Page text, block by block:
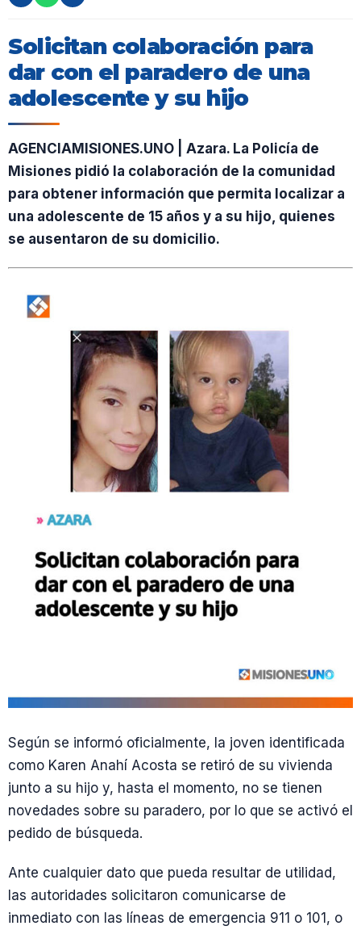
Solicitan colaboración para
dar con el paradero de una
adolescente y su hijo
AGENCIAMISIONES.UNO | Azara. La Policía de
Misiones pidió la colaboración de la comunidad
para obtener información que permita localizar a
una adolescente de 15 años y a su hijo, quienes
se ausentaron de su domicilio.
Según se informó oficialmente, la joven identificada
como Karen Anahí Acosta se retiró de su vivienda
junto a su hijo y, hasta el momento, no se tienen
novedades sobre su paradero, por lo que se activó el
pedido de búsqueda.
Ante cualquier dato que pueda resultar de utilidad,
las autoridades solicitaron comunicarse de
inmediato con las líneas de emergencia 911 o 101, o